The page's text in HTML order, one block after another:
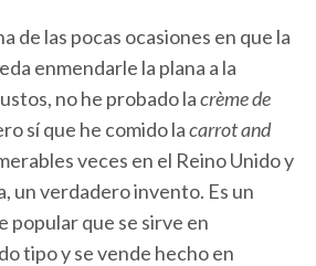
de las pocas ocasiones en que la
enmendarle la plana a la
no he probado lacrème de
sí que he comido lacarrot and
veces en el Reino Unido y
un verdadero invento. Es un
popular que se sirve en
tipo y se vende hecho en